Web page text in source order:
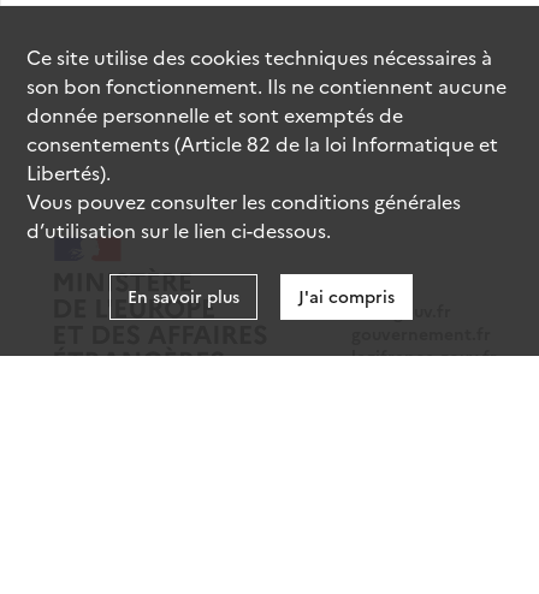
data.gouv.fr
legifrance.gouv.fr
Ce site utilise descookiestechniques nécessaires à
son bon fonctionnement. Ils ne contiennent aucune
donnée personnelle et sont exemptés de
consentements (Article 82 de la loi Informatique et
Libertés).
Vous pouvez consulter les conditions générales
d’utilisation sur le lien ci-dessous.
En savoir plus J'ai compris